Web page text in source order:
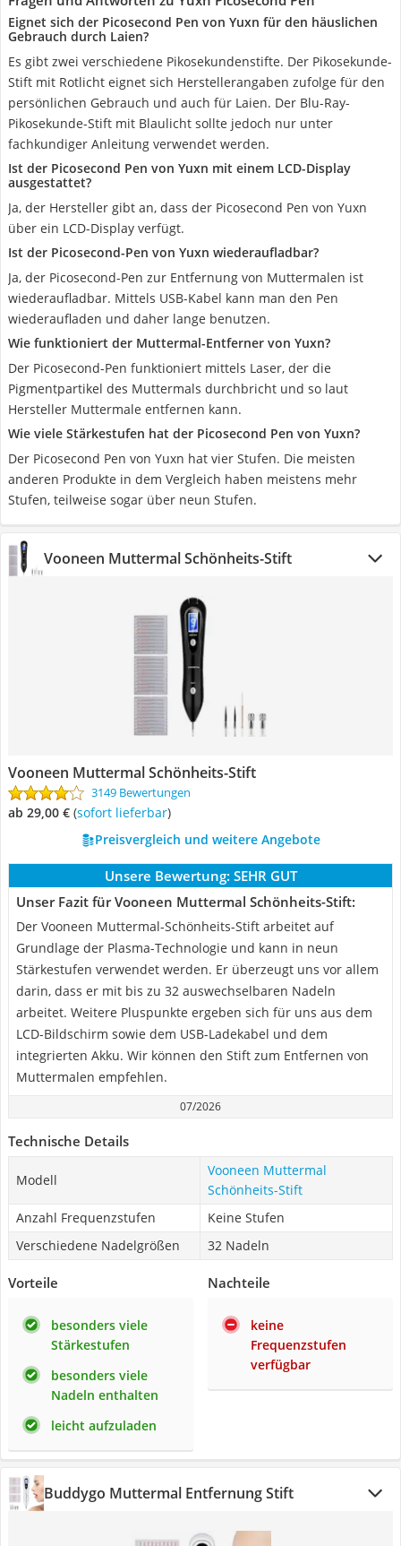
Eignet sich der Picosecond Pen von Yuxn für den häuslichen
Gebrauch durch Laien?
Es gibt zwei verschiedene Pikosekundenstifte. Der Pikosekunde-
Stift mit Rotlicht eignet sich Herstellerangaben zufolge für den
persönlichen Gebrauch und auch für Laien. Der Blu-Ray-
Pikosekunde-Stift mit Blaulicht sollte jedoch nur unter
fachkundiger Anleitung verwendet werden.
Ist der Picosecond Pen von Yuxn mit einem LCD-Display
ausgestattet?
Ja, der Hersteller gibt an, dass der Picosecond Pen von Yuxn
über ein LCD-Display verfügt.
Ist der Picosecond-Pen von Yuxn wiederaufladbar?
Ja, der Picosecond-Pen zur Entfernung von Muttermalen ist
wiederaufladbar. Mittels USB-Kabel kann man den Pen
wiederaufladen und daher lange benutzen.
Wie funktioniert der Muttermal-Entferner von Yuxn?
Der Picosecond-Pen funktioniert mittels Laser, der die
Pigmentpartikel des Muttermals durchbricht und so laut
Hersteller Muttermale entfernen kann.
Wie viele Stärkestufen hat der Picosecond Pen von Yuxn?
Der Picosecond Pen von Yuxn hat vier Stufen. Die meisten
anderen Produkte in dem Vergleich haben meistens mehr
Stufen, teilweise sogar über neun Stufen.
Vooneen Muttermal Schönheits-Stift
Vooneen Muttermal Schönheits-Stift
3149 Bewertungen
ab 29,00 € ( Sofort lieferbar)
Preisvergleich und weitere Angebote
Unsere Bewertung: SEHR GUT
Unser Fazit für Vooneen Muttermal Schönheits-Stift:
Der Vooneen Muttermal-Schönheits-Stift arbeitet auf
Grundlage der Plasma-Technologie und kann in neun
Stärkestufen verwendet werden. Er überzeugt uns vor allem
darin, dass er mit bis zu 32 auswechselbaren Nadeln
arbeitet. Weitere Pluspunkte ergeben sich für uns aus dem
LCD-Bildschirm sowie dem USB-Ladekabel und dem
integrierten Akku. Wir können den Stift zum Entfernen von
Muttermalen empfehlen.
07/2026
Technische Details
Modell
Vooneen Muttermal
Schönheits-Stift
Anzahl Frequenzstufen
Keine Stufen
Verschiedene Nadelgrößen
32 Nadeln
Vorteile
besonders viele
Stärkestufen
besonders viele
Nadeln enthalten
leicht aufzuladen
Nachteile
keine
Frequenzstufen
verfügbar
Buddygo Muttermal Entfernung Stift